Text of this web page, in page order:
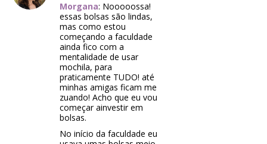
Morgana: Nooooossa!
essas bolsas são lindas,
mas como estou
começando a faculdade
ainda fico com a
mentalidade de usar
mochila, para
praticamente TUDO! até
minhas amigas ficam me
zuando! Acho que eu vou
começar ainvestir em
bolsas.
No início da faculdade eu